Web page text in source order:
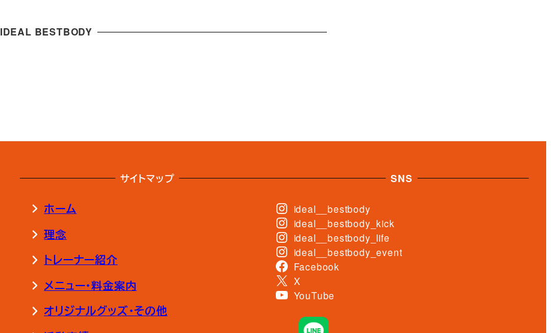
IDEAL BESTBODY
サイトマップ
ホーム
理念
トレーナー紹介
メニュー・料金案内
オリジナルグッズ・その他
SNS
ideal__bestbody
ideal__bestbody_kick
ideal__bestbody_life
ideal__bestbody_event
Facebook
X
YouTube